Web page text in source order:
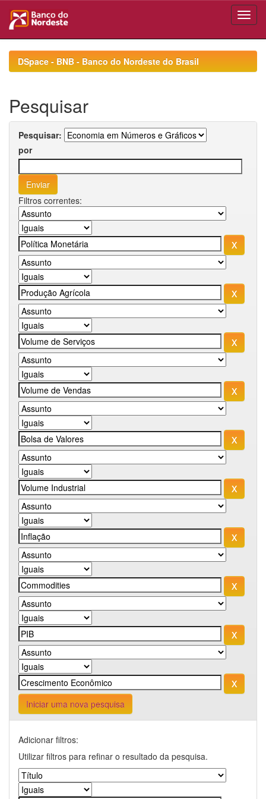
navigationDSpace - BNB - Banco do Nordeste do Brasil
Pesquisar
Pesquisar:
por
Filtros correntes:
Iniciar uma nova pesquisa
Adicionar filtros:
Utilizar filtros para refinar o resultado da pesquisa.